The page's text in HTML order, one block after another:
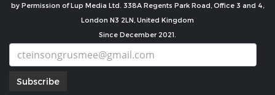
by Permission of Lup Media Ltd. 338A Regents Park Road, Office 3 and 4,
London N3 2LN, United Kingdom
Since December 2021.
Subscribe